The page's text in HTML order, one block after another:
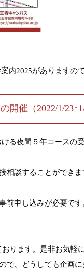
内2025がありますの
催（2022/1/23･1/
る夜間５年コース
相談することができ
申し込みが必要で
ります。是非お気軽
で、どうしても企画